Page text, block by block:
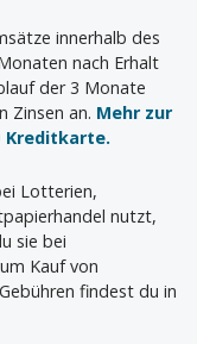
innerhalb des
nach Erhalt
der 3 Monate
Zinsen an. Mehr zur
Kreditkarte.
Lotterien,
nutzt,
sie bei
Kauf von
findest du in